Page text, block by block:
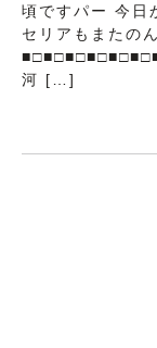
頃ですパー 今日
セリアもまたの
河 […]